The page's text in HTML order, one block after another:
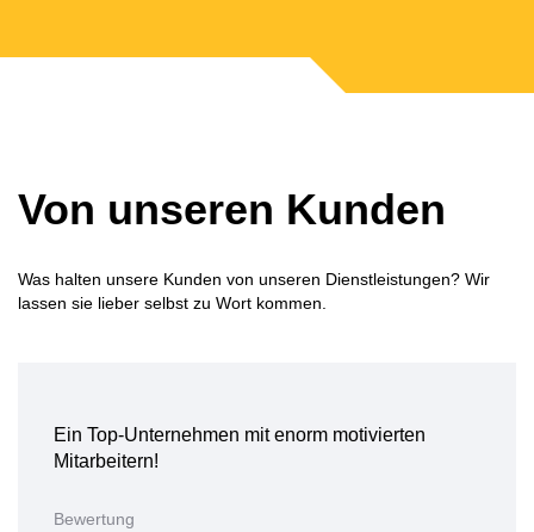
Von unseren Kunden
Was halten unsere Kunden von unseren Dienstleistungen? Wir
lassen sie lieber selbst zu Wort kommen.
Ein Top-Unternehmen mit enorm motivierten
Mitarbeitern!
Bewertung